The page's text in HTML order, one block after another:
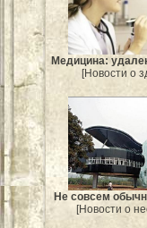
Медицина:
[Новости о
Не совсем
[Новости о